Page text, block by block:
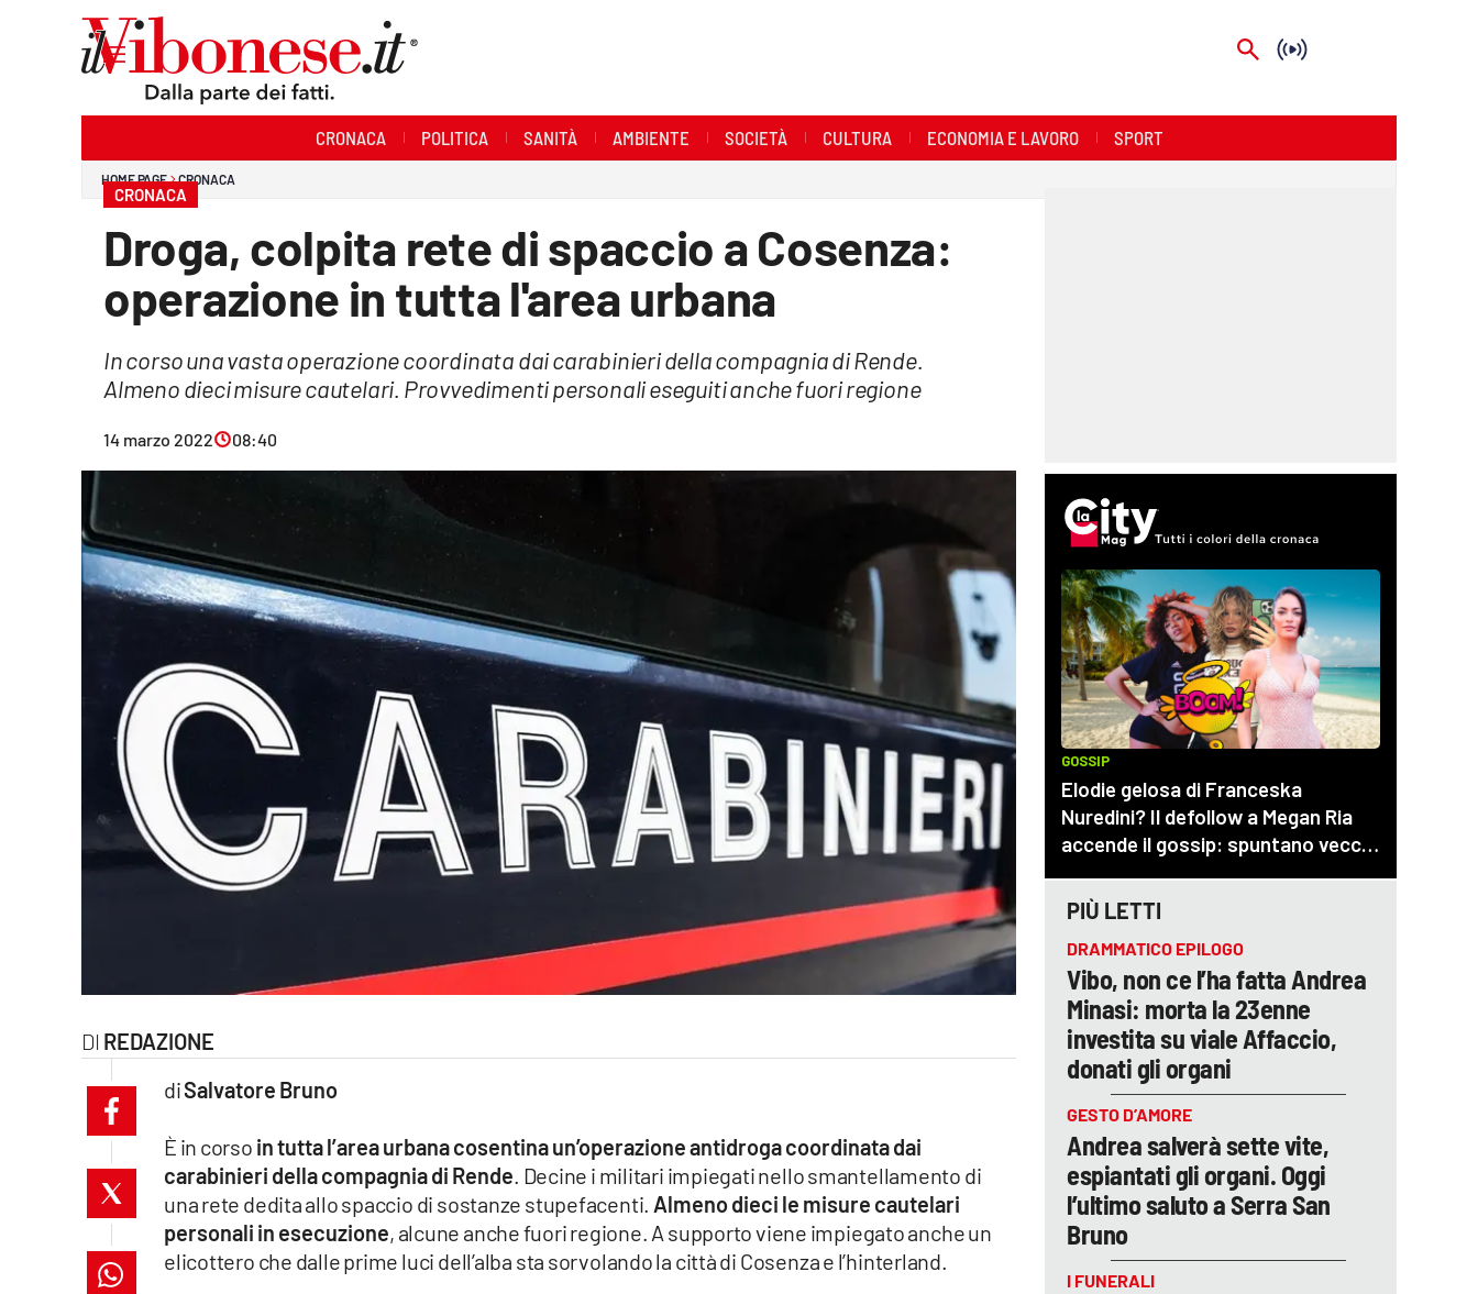
lacitymag.it
cosenzachannel.it
ilvibonese.it
catanzarochannel.it
CRONACA POLITICA SANITÀ AMBIENTE SOCIETÀ CULTURA ECONOMIA E LAVORO SPORT
HOME PAGE CRONACA
CRONACA
Droga, colpita rete di spaccio a Cosenza:
operazione in tutta l'area urbana
In corso una vasta operazione coordinata dai carabinieri della compagnia di Rende.
Almeno dieci misure cautelari. Provvedimenti personali eseguiti anche fuori regione
14 marzo 2022 08:40
REDAZIONE
diSalvatore Bruno
È in corso in tutta l’area urbana cosentina un’operazione antidroga coordinata dai
carabinieri della compagnia di Rende. Decine i militari impiegati nello smantellamento di
una rete dedita allo spaccio di sostanze stupefacenti. Almeno dieci le misure cautelari
personali in esecuzione, alcune anche fuori regione. A supporto viene impiegato anche un
elicottero che dalle prime luci dell’alba sta sorvolando la città di Cosenza e l’hinterland.
PIÙ LETTI
DRAMMATICO EPILOGO
Vibo, non ce l’ha fatta Andrea
Minasi: morta la 23enne
investita su viale Affaccio,
donati gli organi
GESTO D’AMORE
Andrea salverà sette vite,
espiantati gli organi. Oggi
l’ultimo saluto a Serra San
Bruno
I FUNERALI